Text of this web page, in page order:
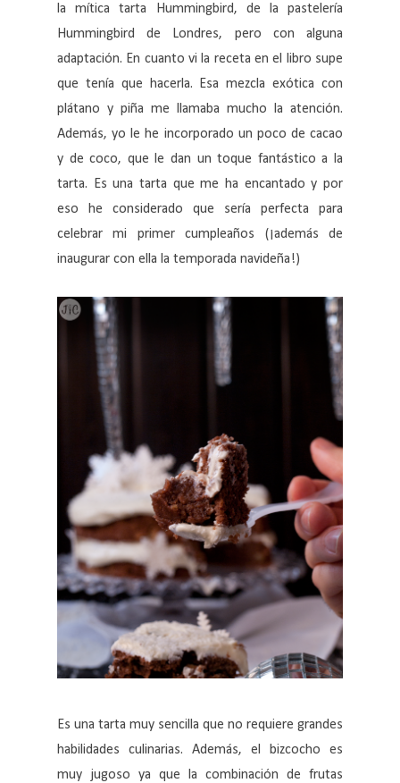
la mítica tarta Hummingbird, de la pastelería
Hummingbird de Londres, pero con alguna
adaptación. En cuanto vi la receta en el libro supe
que tenía que hacerla. Esa mezcla exótica con
plátano y piña me llamaba mucho la atención.
Además, yo le he incorporado un poco de cacao
y de coco, que le dan un toque fantástico a la
tarta. Es una tarta que me ha encantado y por
eso he considerado que sería perfecta para
celebrar mi primer cumpleaños (¡además de
inaugurar con ella la temporada navideña!)
Es una tarta muy sencilla que no requiere grandes
habilidades culinarias. Además, el bizcocho es
muy jugoso ya que la combinación de frutas